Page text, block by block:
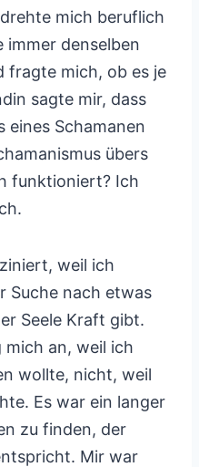
mich beruflich
immer denselben
fragte mich, ob es je
sagte mir, dass
eines Schamanen
übers
funktioniert? Ich
weil ich
Suche nach etwas
Seele Kraft gibt.
mich an, weil ich
wollte, nicht, weil
Es war ein langer
zu finden, der
Mir war